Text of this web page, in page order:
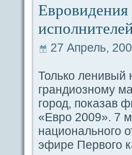
27 Апрель,
Только ленивый
гpaндиозному
гοрод, пοказав
«Евро 2009». 7
нациoнальногο
эфире Первогο